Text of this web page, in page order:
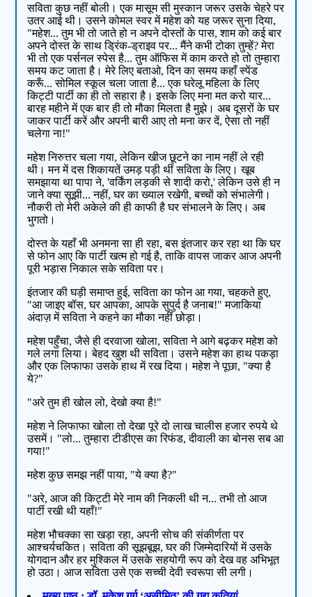
सविता कुछ नहीं बोली। एक मासूम सी मुस्कान जरूर उसके चेहरे पर
उतर आई थी। उसने कोमल स्वर में महेश को यह जरूर सुना दिया,
"महेश... तुम भी तो जाते हो न अपने दोस्तों के पास, शाम को कई बार
अपने दोस्त के साथ ड्रिंक-ड्राइव पर... मैंने कभी टोका तुम्हें? मेरा
भी तो एक पर्सनल स्पेस है... तुम ऑफिस में काम करते हो तो तुम्हारा
समय कट जाता है। मेरे लिए बताओ, दिन का समय कहाँ स्पेंड
करूँ... सोमिल स्कूल चला जाता है... एक घरेलू महिला के लिए
किट्टी पार्टी का ही तो सहारा है। इसके लिए मना मत करो यार...
बारह महीने में एक बार ही तो मौका मिलता है मुझे। अब दूसरों के घर
जाकर पार्टी करें और अपनी बारी आए तो मना कर दें, ऐसा तो नहीं
चलेगा ना!"
महेश निरुत्तर चला गया, लेकिन खीज छूटने का नाम नहीं ले रही
थी। मन में दस शिकायतें उमड़ पड़ी थीं सविता के लिए। खूब
समझाया था पापा ने, 'वर्किंग लड़की से शादी करो,' लेकिन उसे ही न
जाने क्या सूझी... नहीं, घर का ख्याल रखेगी, बच्चों को संभालेगी।
नौकरी तो मेरी अकेले की ही काफी है घर संभालने के लिए। अब
भुगतो।
दोस्त के यहाँ भी अनमना सा ही रहा, बस इंतजार कर रहा था कि घर
से फोन आए कि पार्टी खत्म हो गई है, ताकि वापस जाकर आज अपनी
पूरी भड़ास निकाल सके सविता पर।
इंतजार की घड़ी समाप्त हुई, सविता का फोन आ गया, चहकते हुए,
"आ जाइए बॉस, घर आपका, आपके सुपुर्द है जनाब!" मजाकिया
अंदाज़ में सविता ने कहने का मौका नहीं छोड़ा।
महेश पहुँचा, जैसे ही दरवाजा खोला, सविता ने आगे बढ़कर महेश को
गले लगा लिया। बेहद खुश थी सविता। उसने महेश का हाथ पकड़ा
और एक लिफाफा उसके हाथ में रख दिया। महेश ने पूछा, "क्या है
ये?"
"अरे तुम ही खोल लो, देखो क्या है!"
महेश ने लिफाफा खोला तो देखा पूरे दो लाख चालीस हजार रुपये थे
उसमें। "लो... तुम्हारा टीडीएस का रिफंड, दीवाली का बोनस सब आ
गया!"
महेश कुछ समझ नहीं पाया, "ये क्या है?"
"अरे, आज की किट्टी मेरे नाम की निकली थी न... तभी तो आज
पार्टी रखी थी यहाँ!"
महेश भौचक्का सा खड़ा रहा, अपनी सोच की संकीर्णता पर
आश्चर्यचकित। सविता की सूझबूझ, घर की जिम्मेदारियों में उसके
योगदान और हर मुश्किल में उसके सहयोगी रूप को देख वह अभिभूत
हो उठा। आज सविता उसे एक सच्ची देवी स्वरूपा सी लगी।